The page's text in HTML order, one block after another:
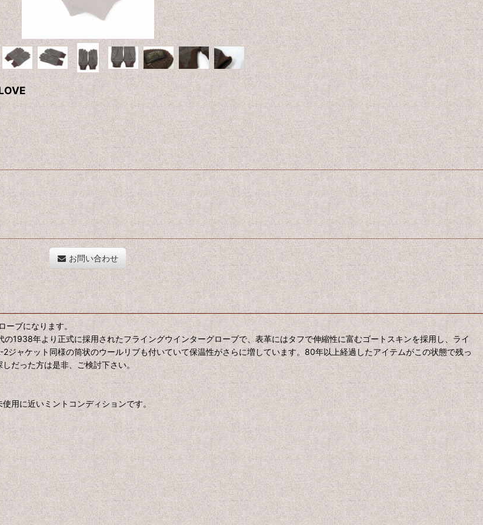
お問い合わせ
ーブになります。
1938年より正式に採用されたフライングウインターグローブで、表革にはタフで伸縮性に富むゴートスキンを採用し、ライ
ャケット同様の筒状のウールリブも付いていて保温性がさらに増しています。80年以上経過したアイテムがこの状態で残っ
だった方は是非、ご検討下さい。
用に近いミントコンディションです。